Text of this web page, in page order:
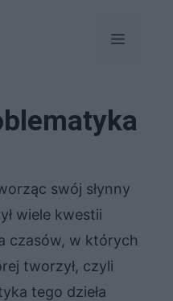
Menu
swój słynny
wiele kwestii
czasów, w których
tworzył, czyli
tego dzieła